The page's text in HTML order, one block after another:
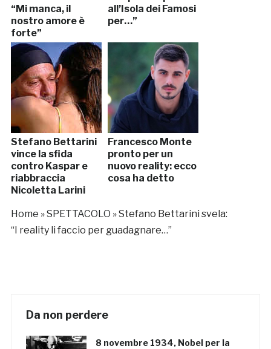
“Mi manca, il
nostro amore è
forte”
all’Isola dei Famosi
per…”
Stefano Bettarini
vince la sfida
contro Kaspar e
riabbraccia
Nicoletta Larini
Francesco Monte
pronto per un
nuovo reality: ecco
cosa ha detto
Home »SPETTACOLO »Stefano Bettarini svela:
“I reality li faccio per guadagnare…”
Da non perdere
8 novembre 1934, Nobel per la